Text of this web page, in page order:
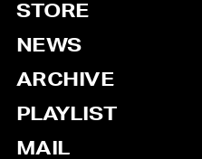
STORE
NEWS
ARCHIVE
PLAYLIST
MAIL